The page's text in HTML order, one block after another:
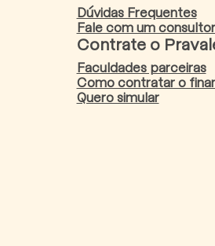
Dúvidas Frequentes
Fale com um consultor
Contrate o
Faculdades parceiras
Como contratar o
Quero simular